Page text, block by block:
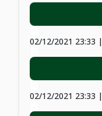
02/12/2021 23:33
02/12/2021 23:33